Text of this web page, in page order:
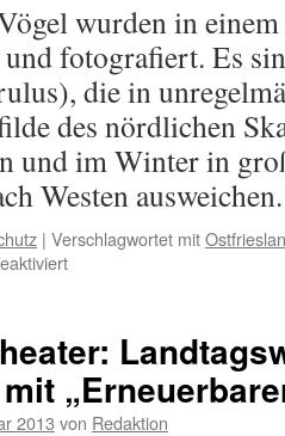
wurden in
fotografiert. Es
die in
des nördlichen
und im Winter in
Westen
| Verschlagwortet mit
für
2013 von Redaktion